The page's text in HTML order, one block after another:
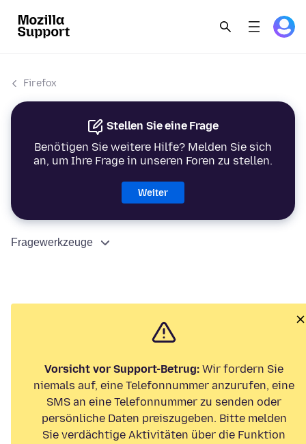
Firefox
Stellen Sie eine Frage
Benötigen Sie weitere Hilfe? Melden Sie sich
an, um Ihre Frage in unseren Foren zu stellen.
Weiter
Fragewerkzeuge
Vorsicht vor Support-Betrug: Wir fordern Sie
niemals auf, eine Telefonnummer anzurufen, eine
SMS an eine Telefonnummer zu senden oder
persönliche Daten preiszugeben. Bitte melden
Sie verdächtige Aktivitäten über die Funktion